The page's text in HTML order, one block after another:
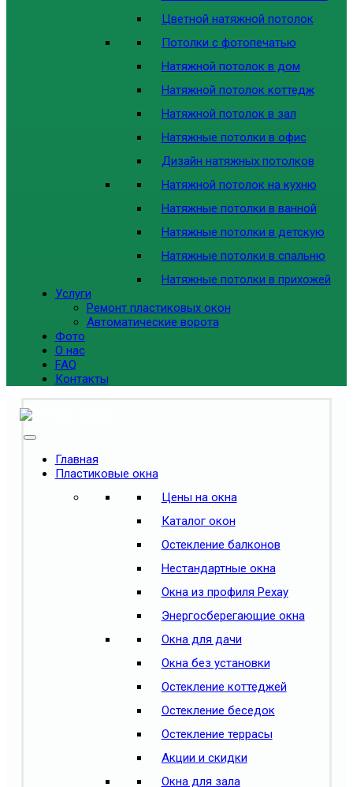
Цветной натяжной потолок
Потолки с фотопечатью
Натяжной потолок в дом
Натяжной потолок коттедж
Натяжной потолок в зал
Натяжные потолки в офис
Дизайн натяжных потолков
Натяжной потолок на кухню
Натяжные потолки в ванной
Натяжные потолки в детскую
Натяжные потолки в спальню
Натяжные потолки в прихожей
Услуги
Ремонт пластиковых окон
Автоматические ворота
Фото
О нас
FAQ
Контакты
Главная
Пластиковые окна
Цены на окна
Каталог окон
Остекление балконов
Нестандартные окна
Окна из профиля Рехау
Энергосберегающие окна
Окна для дачи
Окна без установки
Остекление коттеджей
Остекление беседок
Остекление террасы
Акции и скидки
Окна для зала